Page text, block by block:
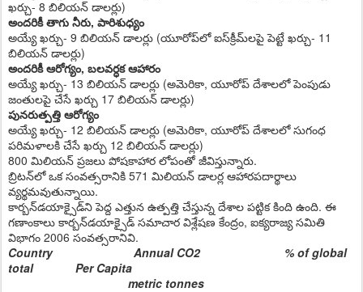
ఖర్చు- 8 బిలియన్‌ డాలర్లు)
అందరికీ తాగు నీరు, పారిశుధ్యం
అయ్యే ఖర్చు- 9 బిలియన్‌ డాలర్లు (యూరోప్‌లో ఐస్‌క్రీమ్‌లపై పెట్టే ఖర్చు- 11
బిలియన్‌ డాలర్లు)
అందరికీ ఆరోగ్యం, బలవర్ధక ఆహారం
అయ్యే ఖర్చు- 13 బిలియన్‌ డాలర్లు (అమెరికా, యూరోప్‌ దేశాలలో పెంపుడు
జంతులపై చేసే ఖర్చు 17 బిలియన్‌ డాలర్లు)
పునరుత్పత్తి ఆరోగ్యం
అయ్యే ఖర్చు- 12 బిలియన్‌ డాలర్లు (అమెరికా, యూరోప్‌ దేశాలలో సుగంధ
పరిమళాలకి చేసే ఖర్చు 12 బిలియన్‌ డాలర్లు)
800 మిలియన్‌ ప్రజలు పోషకాహార లోపంతో జీవిస్తున్నారు.
బ్రిటన్‌లో ఒక సంవత్సరానికి 571 మిలియన్‌ డాలర్ల ఆహారపదార్థాలు
వ్యర్థమవుతున్నాయి.
కార్బన్‌డయాక్సైడ్‌ని పెద్ద ఎత్తున ఉత్పత్తి చేస్తున్న దేశాల పట్టిక కింది ఉంది. ఈ
గణాంకాలు కార్బన్‌డయాక్సైడ్‌ సమాచార విశ్లేషణ కేంద్రం, ఐక్యరాజ్య సమితి
విభాగం 2006 సంవత్సరానివి.
Country Annual CO2 % of global
total Per Capita
metric tonnes